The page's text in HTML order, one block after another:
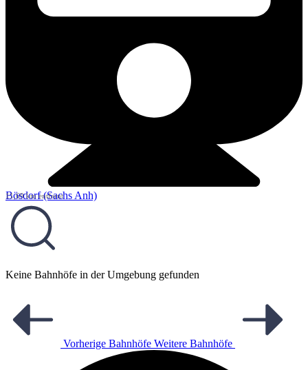
Bösdorf (Sachs Anh)
11,69 km entfernt
Keine Bahnhöfe in der Umgebung gefunden
Vorherige Bahnhöfe Weitere Bahnhöfe